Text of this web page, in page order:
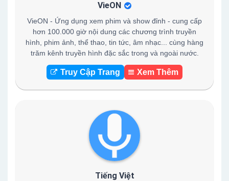
VieON
VieON - Ứng dụng xem phim và show đỉnh - cung cấp
hơn 100.000 giờ nội dung các chương trình truyền
hình, phim ảnh, thể thao, tin tức, âm nhạc... cùng hàng
trăm kênh truyền hình đặc sắc trong và ngoài nước.
Truy Cập Trang Xem Thêm
Tiếng Việt